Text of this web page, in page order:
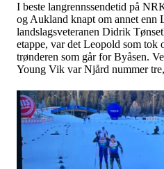
I beste langrennssendetid på
og Aukland knapt om annet enn
landslagsveteranen Didrik
etappe, var det Leopold som tok
trønderen som går for Byåsen.
Young Vik var Njård nummer